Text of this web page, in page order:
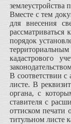
землеустройства
Вместе с тем
для внесения
порядок
территориальным
кадастрового
В соответствии
листе. В
органа, с
ставителя с
оттиском печати
титульном листе